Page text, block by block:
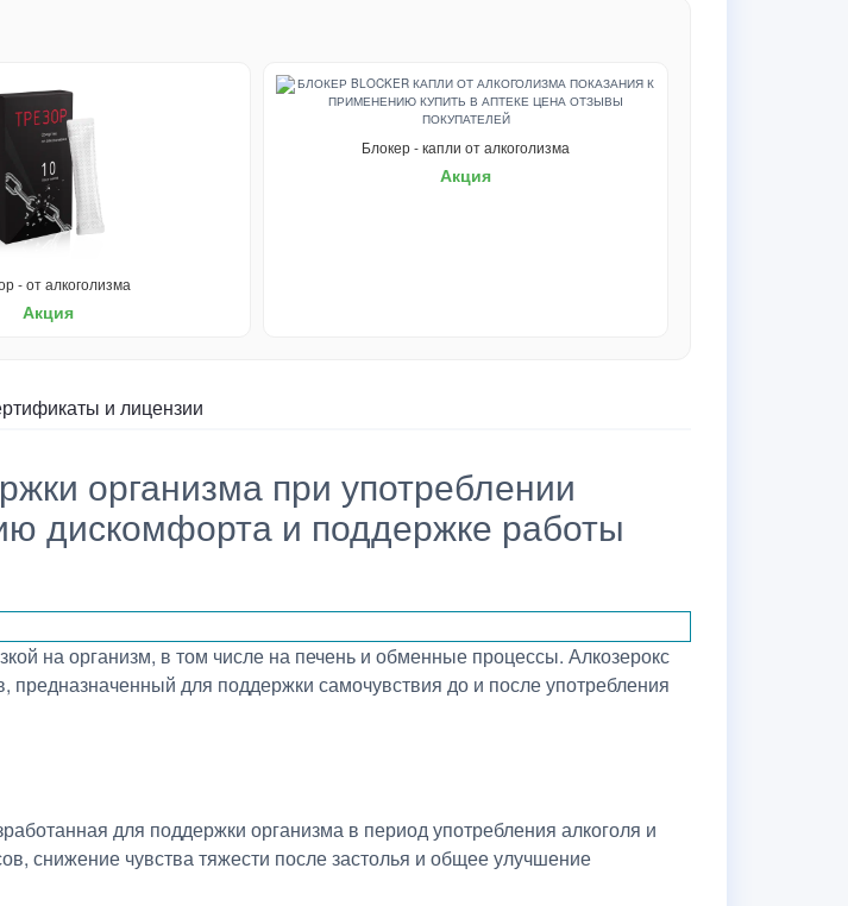
- от алкоголизма
Акция
Блокер - капли от алкоголизма
Акция
и лицензии
организма при употреблении
дискомфорта и поддержке работы
на организм, в том числе на печень и обменные процессы. Алкозерокс
предназначенный для поддержки самочувствия до и после употребления
для поддержки организма в период употребления алкоголя и
снижение чувства тяжести после застолья и общее улучшение